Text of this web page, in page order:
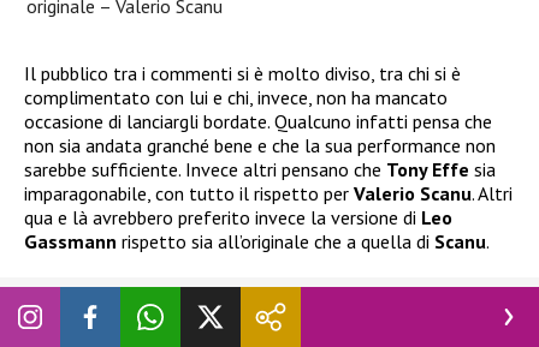
originale – Valerio Scanu
Il pubblico tra i commenti si è molto diviso, tra chi si è
complimentato con lui e chi, invece, non ha mancato
occasione di lanciargli bordate. Qualcuno infatti pensa che
non sia andata granché bene e che la sua performance non
sarebbe sufficiente. Invece altri pensano che Tony Effe sia
imparagonabile, con tutto il rispetto per Valerio Scanu. Altri
qua e là avrebbero preferito invece la versione di Leo
Gassmann rispetto sia all’originale che a quella di Scanu.